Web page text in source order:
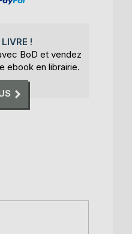
!
BoD et vendez
ebook en librairie.